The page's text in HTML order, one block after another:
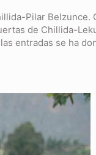
Pilar Belzunce.
de Chillida-
entradas se ha